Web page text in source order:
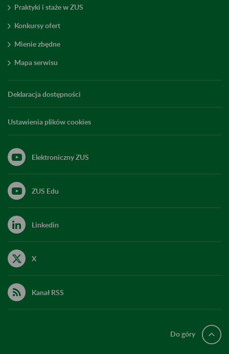
Praktyki i staże w ZUS
Konkursy ofert
Mienie zbędne
Mapa serwisu
Deklaracja dostępności
Ustawienia plików cookies
Elektroniczny ZUS
ZUS Edu
Linkedin
X
Kanał RSS
Do góry